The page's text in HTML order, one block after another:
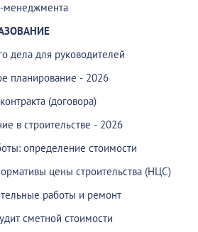
менеджмента
дела для руководителей
планирование - 2026
(договора)
в строительстве - 2026
определение стоимости
цены строительства (НЦС)
работы и ремонт
сметной стоимости